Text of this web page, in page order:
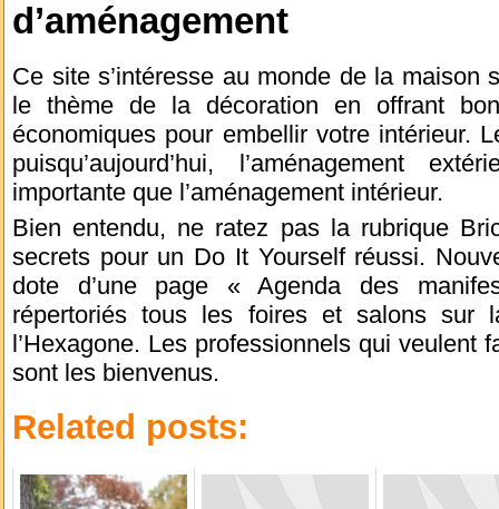
d’aménagement
Ce site s’intéresse au monde de la maison
le thème de la décoration en offrant
économiques pour embellir votre intérieur.
puisqu’aujourd’hui, l’aménagement
importante que l’aménagement intérieur.
Bien entendu, ne ratez pas la rubrique
secrets pour un Do It Yourself réussi.
dote d’une page « Agenda des
répertoriés tous les foires et salons sur
l’Hexagone. Les professionnels qui veulent
sont les bienvenus.
Related posts: